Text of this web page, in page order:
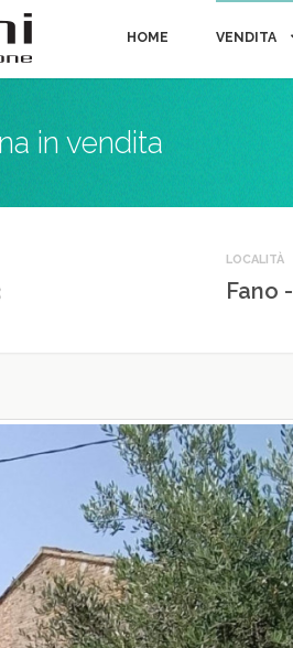
HOME VENDITA
in vendita
LOCALITÀ
Fano -